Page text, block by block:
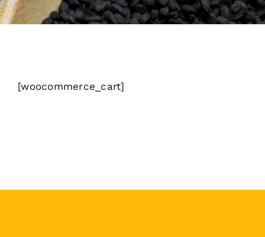
[woocommerce_cart]